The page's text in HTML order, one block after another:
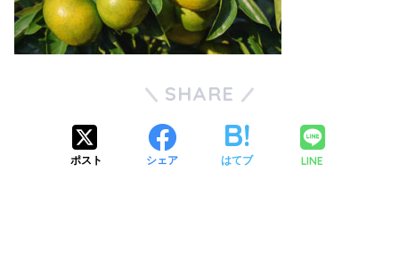
SHARE
ポスト シェア はてブ LINE